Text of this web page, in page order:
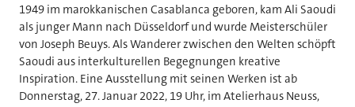
1949 im marokkanischen Casablanca geboren, kam Ali Saoudi
als junger Mann nach Düsseldorf und wurde Meisterschüler
von Joseph Beuys. Als Wanderer zwischen den Welten schöpft
Saoudi aus interkulturellen Begegnungen kreative
Inspiration. Eine Ausstellung mit seinen Werken ist ab
Donnerstag, 27. Januar 2022, 19 Uhr, im Atelierhaus Neuss,